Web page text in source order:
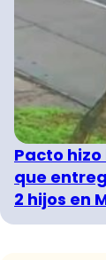
Pacto
que
2 hijos en